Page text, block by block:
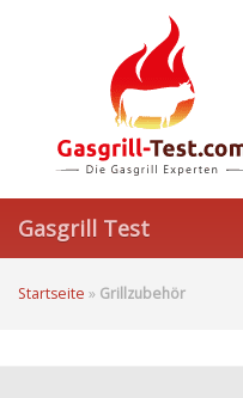
Gasgrill Test
Startseite » Grillzubehör